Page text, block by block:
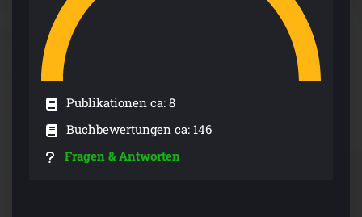
Publikationen ca: 8
Buchbewertungen ca: 146
Fragen & Antworten